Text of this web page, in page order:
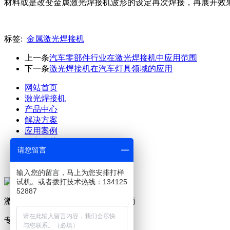
材料或是改变金属激光焊接机波形的设定再次焊接，再展开效
标签: 金属激光焊接机
上一条汽车零部件行业在激光焊接机中应用范围
下一条激光焊接机在汽车灯具领域的应用
网站首页
激光焊接机
产品中心
解决方案
应用案例
关于澜速
联系澜速
激光设备及生产工艺解决方案提供商
专业研发、制造激光焊接机19年
请您留言
输入您的留言，马上为您安排打样
试机。或者拨打技术热线：134125
52887